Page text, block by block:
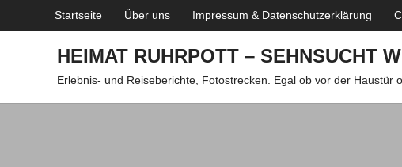
Inhalt
Startseite Über uns Impressum & Datenschutzerklärung
HEIMAT RUHRPOTT – SEHNSUCHT
Erlebnis- und Reiseberichte, Fotostrecken. Egal ob vor der Haustür